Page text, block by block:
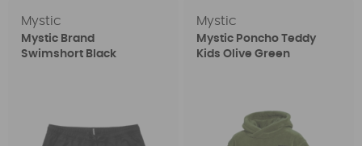
Mystic
Mystic Brand
Swimshort Black
Mystic
Mystic Poncho Teddy
Kids Olive Green